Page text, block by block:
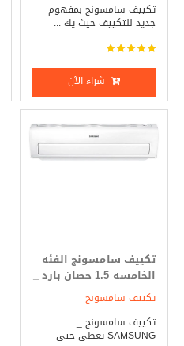
تكييف سامسونج بمفهوم
جديد للتكييف حيث يك ...
شراء الآن
تكييف سامسونج الفئه
الخامسه 1.5 حصان بارد _
ساخن
تكييف سامسونج
تكييف سامسونج _
SAMSUNG يغطى حتى